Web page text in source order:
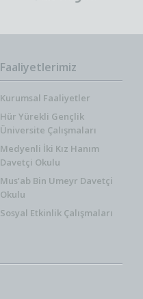
Faaliyetlerimiz
Kurumsal Faaliyetler
Hür Yürekli Gençlik
Üniversite Çalışmaları
Medyenli İki Kız Hanım
Davetçi Okulu
Mus’ab Bin Umeyr Davetçi
Okulu
Sosyal Etkinlik Çalışmaları